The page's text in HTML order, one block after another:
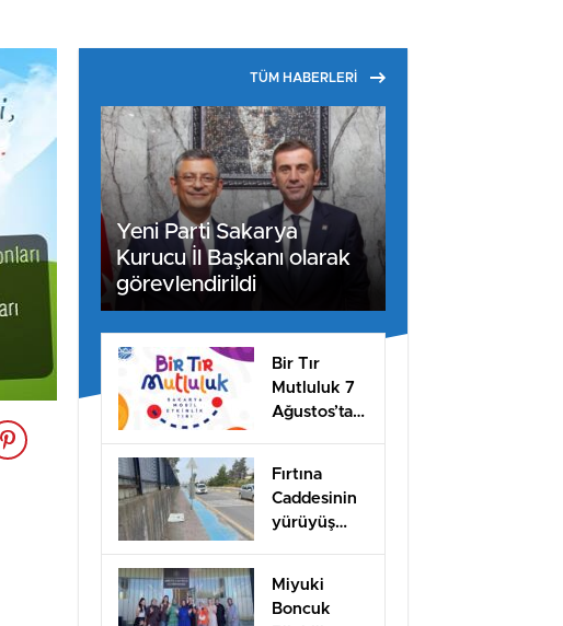
TÜM HABERLERİ
Yeni Parti Sakarya
Kurucu İl Başkanı olarak
görevlendirildi
Bir Tır
Mutluluk 7
Ağustos’ta
Fırtına
Caddesinin
yürüyüş
Miyuki
Boncuk